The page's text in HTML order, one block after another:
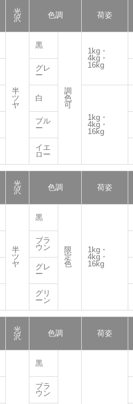
光
沢
色調 荷姿
半
ツ
ヤ
黒
調
色
可
1kg・
4kg・
16kg
グレ
ー
白
1kg・
4kg・
16kg
ブル
ー
イエ
ロー
光
沢
色調 荷姿
半
ツ
ヤ
黒
限
定
色
1kg・
4kg・
16kg
ブラ
ウン
グレ
ー
グリ
ーン
光
沢
色調 荷姿
黒
ブラ
ウン